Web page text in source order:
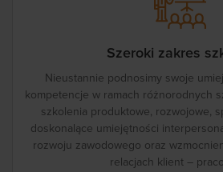
Szeroki zakres
Nieustannie podnosimy swoje
kompetencje w ramach różnorodnych
szkolenia produktowe, rozwojowe,
doskonalące umiejętności
rozwoju zawodowego oraz
relacjach klient –